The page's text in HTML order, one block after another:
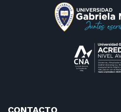
CONTACTO